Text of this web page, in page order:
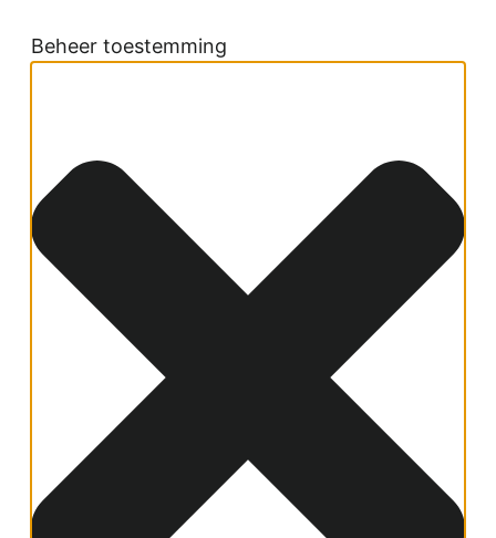
Beheer toestemming